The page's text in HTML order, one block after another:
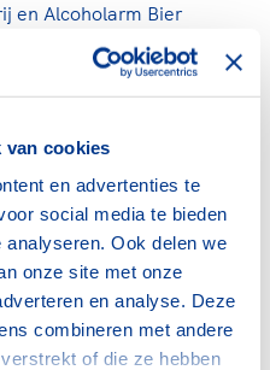
van cookies
en advertenties te
social media te bieden
Ook delen we
onze site met onze
en analyse. Deze
combineren met andere
of die ze hebben
en Alcoholarm Bier
is, heeft een
nodig. Ook dienen
inde Drank- en Horecawet
ze verantwoordelijkheid
te voorkomen.
lees je in het